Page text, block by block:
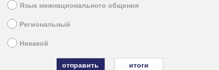
Язык межнационального общения
Региональный
Никакой
итоги